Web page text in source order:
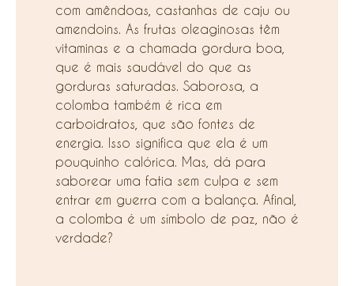
com amêndoas, castanhas de caju ou
amendoins. As frutas oleaginosas têm
vitaminas e a chamada gordura boa,
que é mais saudável do que as
gorduras saturadas. Saborosa, a
colomba também é rica em
carboidratos, que são fontes de
energia. Isso significa que ela é um
pouquinho calórica. Mas, dá para
saborear uma fatia sem culpa e sem
entrar em guerra com a balança. Afinal,
a colomba é um símbolo de paz, não é
verdade?